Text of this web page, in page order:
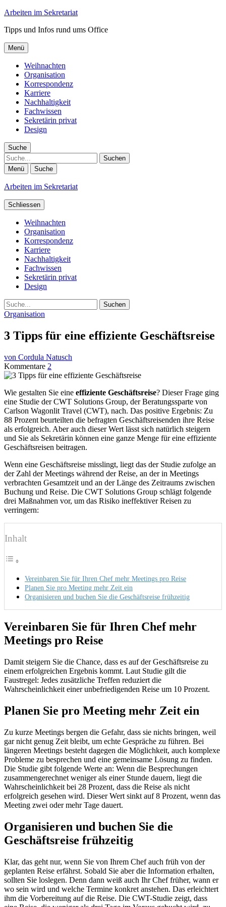
Arbeiten im Sekretariat
Tipps und Infos rund ums Office
Menü
Weihnachten
Organisation
Korrespondenz
Karriere
Nachhaltigkeit
Fachwissen
Sekretärin privat
Design
Suche
Suche
Menü Suche
Arbeiten im Sekretariat
Schliessen
Weihnachten
Organisation
Korrespondenz
Karriere
Nachhaltigkeit
Fachwissen
Sekretärin privat
Design
Suche
Organisation
3 Tipps für eine effiziente Geschäftsreise
von Cordula Natusch
Kommentare 2
Wie gestalten Sie eine effiziente Geschäftsreise? Dieser Frage ging
eine Studie der CWT Solutions Group, der Beratungssparte von
Carlson Wagonlit Travel (CWT), nach. Das positive Ergebnis: Zu
88 Prozent beurteilten die befragten Geschäftsreisenden ihre Reise
als erfolgreich. Aber auch dieser Wert lässt sich natürlich steigern
und Sie als Sekretärin können eine ganze Menge für eine effiziente
Geschäftsreisen beitragen.
Wenn eine Geschäftsreise misslingt, liegt das der Studie zufolge an
der Zahl der Meetings während der Reise, an der in Meetings
verbrachten Gesamtzeit und an der Länge des Zeitraums zwischen
Buchung und Reise. Die CWT Solutions Group schlägt folgende
drei Maßnahmen vor, um das Risiko ineffektiver Reisen zu
verringern:
Inhalt
Vereinbaren Sie für Ihren Chef mehr Meetings pro Reise
Planen Sie pro Meeting mehr Zeit ein
Organisieren und buchen Sie die Geschäftsreise frühzeitig
Vereinbaren Sie für Ihren Chef mehr
Meetings pro Reise
Damit steigern Sie die Chance, dass es auf der Geschäftsreise zu
einem erfolgreichen Ergebnis kommt. Laut Studie gilt die
Faustregel: Jedes zusätzliche Treffen reduziert die
Wahrscheinlichkeit einer unbefriedigenden Reise um 10 Prozent.
Planen Sie pro Meeting mehr Zeit ein
Zu kurze Meetings bergen die Gefahr, dass sie nichts bringen, weil
gar nicht genug Zeit bleibt, um echte Gespräche zu führen. Bei
längeren Meetings besteht dagegen die Möglichkeit, auch komplexe
Probleme zu besprechen und eine gemeinsame Lösung zu finden.
Die Studie gibt folgende Werte an: Wenn die Besprechungen
zusammengerechnet weniger als einer Stunde dauern, liegt die
Wahrscheinlichkeit bei 28 Prozent, dass die Reise als nicht
erfolgreich gesehen wird. Dieser Wert sinkt auf 8 Prozent, wenn das
Meeting zwei oder mehr Tage dauert.
Organisieren und buchen Sie die
Geschäftsreise frühzeitig
Klar, das geht nur, wenn Sie von Ihrem Chef auch früh von der
geplanten Reise erfährst. Sobald Sie aber die Information erhalten,
sollten Sie loslegen. Denn dann weiß auch Ihr Chef früher, wann er
wo sein wird und welche Termine konkret anstehen. Das erleichtert
ihm die Vorbereitung auf die Reise. Die CWT-Studie zeigt, dass